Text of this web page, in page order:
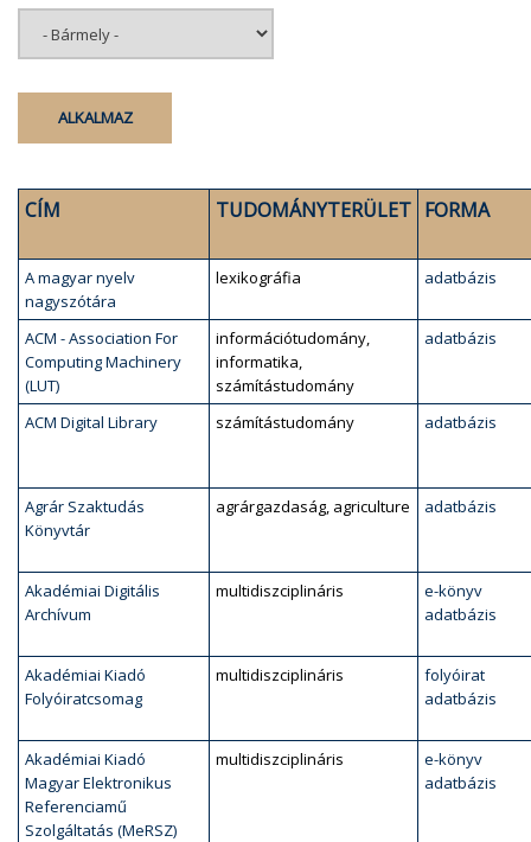
CÍM TUDOMÁNYTERÜLET FORMA
A magyar nyelv
nagyszótára
lexikográfia adatbázis
ACM - Association For
Computing Machinery
(LUT)
információtudomány,
informatika,
számítástudomány
adatbázis
ACM Digital Library számítástudomány adatbázis
Agrár Szaktudás
Könyvtár
agrárgazdaság, agriculture adatbázis
Akadémiai Digitális
Archívum
multidiszciplináris
e-könyv
adatbázis
Akadémiai Kiadó
Folyóiratcsomag
multidiszciplináris
folyóirat
adatbázis
Akadémiai Kiadó
Magyar Elektronikus
Referenciamű
Szolgáltatás (MeRSZ)
multidiszciplináris
e-könyv
adatbázis